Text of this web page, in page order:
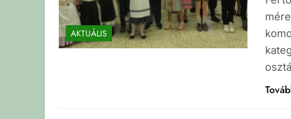
AKTUÁLIS